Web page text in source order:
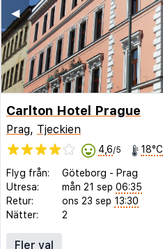
◀︎
Carlton Hotel Prague
Prag, Tjeckien
4,6/5 18°C
Flyg från: Göteborg - Prag
Utresa:
mån 21 sep 06:35
Retur:
ons 23 sep 13:30
Nätter:
2
Fler val